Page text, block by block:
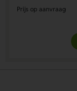
Prijs op aanvraag